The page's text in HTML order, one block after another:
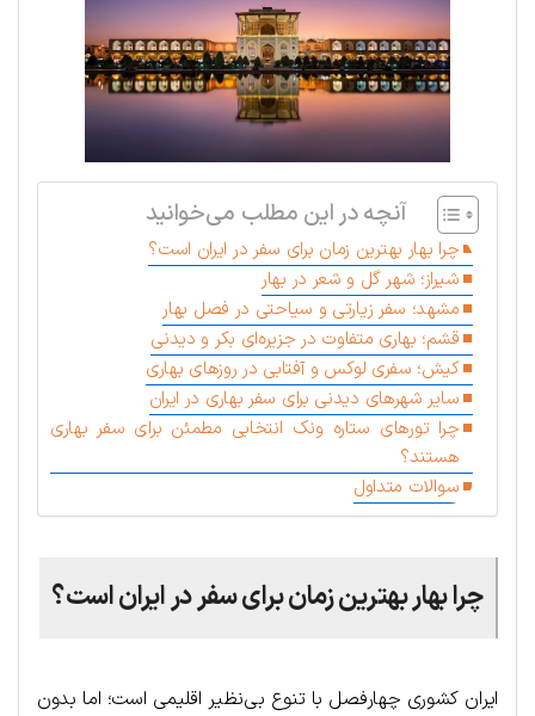
آنچه در این مطلب می‌خوانید
چرا بهار بهترین زمان برای سفر در ایران است؟
شیراز؛ شهر گل و شعر در بهار
مشهد؛ سفر زیارتی و سیاحتی در فصل بهار
قشم؛ بهاری متفاوت در جزیره‌ای بکر و دیدنی
کیش؛ سفری لوکس و آفتابی در روزهای بهاری
سایر شهرهای دیدنی برای سفر بهاری در ایران
چرا تورهای ستاره ونک انتخابی مطمئن برای سفر بهاری
هستند؟
سوالات متداول
چرا بهار بهترین زمان برای سفر در ایران است؟
ایران کشوری چهارفصل با تنوع بی‌نظیر اقلیمی است؛ اما بدون